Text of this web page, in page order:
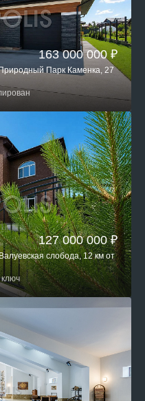
163 000 000 ₽
Парк Каменка, 27
127 000 000 ₽
слобода, 12 км от